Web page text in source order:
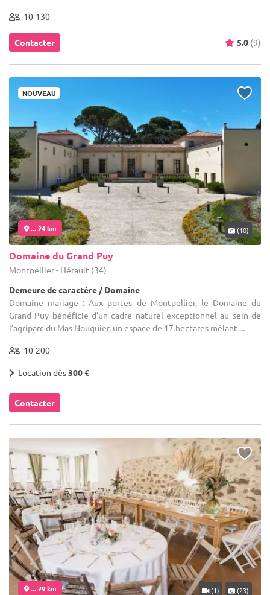
10-130
Contacter 5.0 (9)
NOUVEAU
... 24 km (10)
Domaine du Grand Puy
Montpellier - Hérault (34)
Demeure de caractère / Domaine
Domaine mariage : Aux portes de Montpellier, le Domaine du
Grand Puy bénéficie d’un cadre naturel exceptionnel au sein de
l’agriparc du Mas Nouguier, un espace de 17 hectares mêlant ...
10-200
Location dès300 €
Contacter
... 29 km (1) (23)